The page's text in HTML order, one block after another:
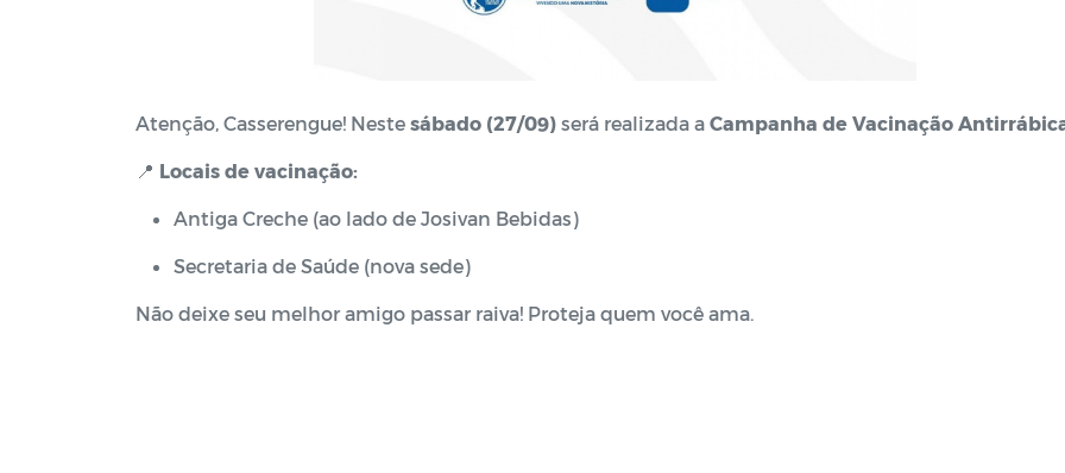
Atenção, Casserengue! Neste sábado (27/09) será realizada a Campanha de Vacinação
📍 Locais de vacinação:
Antiga Creche (ao lado de Josivan Bebidas)
Secretaria de Saúde (nova sede)
Não deixe seu melhor amigo passar raiva! Proteja quem você ama.